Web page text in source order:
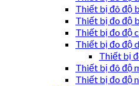
Thiết bị đô độ
Thiết bị đo độ
Thiết bị đo độ
Thiết bị đo độ
Thiết bị
Thiết bị đô độ
Thiết bị đo độ